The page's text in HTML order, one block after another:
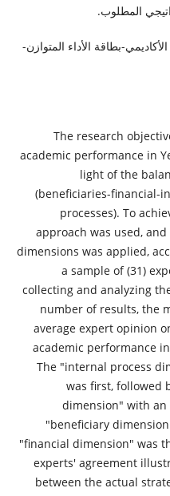
المطلوب.
بطاقة الأداء المتوازن-
The research
academic performance in
light of the
(beneficiaries-financial-
processes). To
approach was used,
dimensions was applied,
a sample of (31)
collecting and analyzing
number of results, the
average expert opinion
academic performance
The "internal process
was first, followed
dimension" with an
"beneficiary
"financial dimension" was
experts' agreement
between the actual